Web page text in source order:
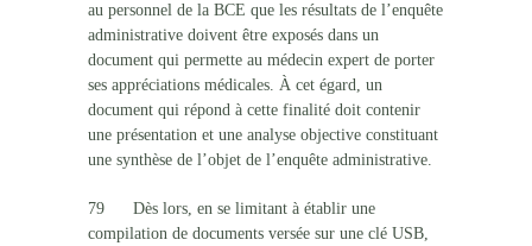
au personnel de la BCE que les résultats de l’enquête
administrative doivent être exposés dans un
document qui permette au médecin expert de porter
ses appréciations médicales. À cet égard, un
document qui répond à cette finalité doit contenir
une présentation et une analyse objective constituant
une synthèse de l’objet de l’enquête administrative.
79 Dès lors, en se limitant à établir une
compilation de documents versée sur une clé USB,